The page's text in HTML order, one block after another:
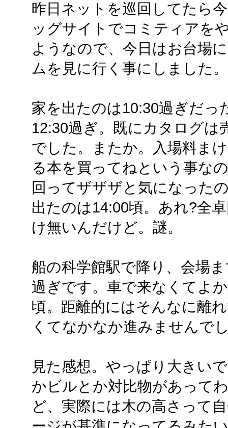
昨日ネットを巡回してたら
ッグサイトでコミティアを
ようなので、今日はお台場
ムを見に行く事にしました。
家を出たのは10:30過ぎだっ
12:30過ぎ。既にカタログは
でした。またか。入場料ま
る本を買ってねという事な
回ってザザザと気になった
出たのは14:00頃。あれ?全
け無いんだけど。謎。
船の科学館駅で降り、会場
過ぎです。車で来なくてよ
頃。距離的にはそんなに離
くてなかなか進みませんで
見た感想。やっぱり大きい
かビルとか対比物があって
ど、実際には木の高さって